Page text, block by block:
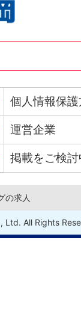
個人情報保
運営企業
掲載をご検
の求人
Ltd. All Rights